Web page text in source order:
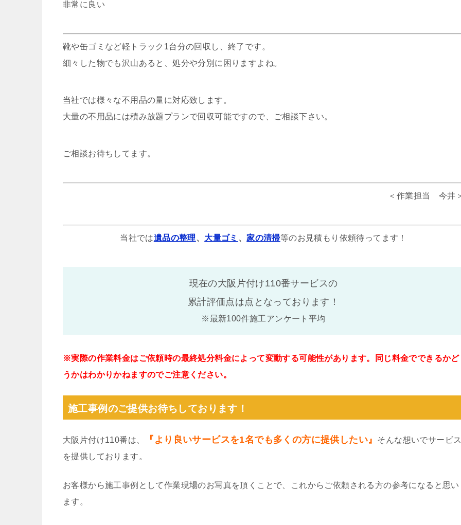
非常に良い
靴や缶ゴミなど軽トラック1台分の回収し、終了です。
細々した物でも沢山あると、処分や分別に困りますよね。
当社では様々な不用品の量に対応致します。
大量の不用品には積み放題プランで回収可能ですので、ご相談下さい。
ご相談お待ちしてます。
＜作業担当 今井
当社では遺品の整理、 大量ゴミ 、家の清掃等のお見積もり依頼待ってます！
現在の大阪片付け110番サービスの
累計評価点は点となっております！
※最新100件施工アンケート平均
※実際の作業料金はご依頼時の最終処分料金によって変動する可能性があります。同じ料金でできるかど
うかはわかりかねますのでご注意ください。
施工事例のご提供お待ちしております！
大阪片付け110番は、 『より良いサービスを1名でも多くの方に提供したい』
そんな想いでサービ
を提供しております。
お客様から施工事例として作業現場のお写真を頂くことで、これからご依頼される方の参考になると思い
ます。